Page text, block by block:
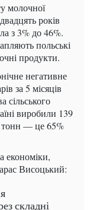
молочної
років
з 3% до 46%.
польські
продукти.
негативне
за 5 місяців
сільського
виробили 139
тонн — це 65%
економіки,
Висоцький:
складні